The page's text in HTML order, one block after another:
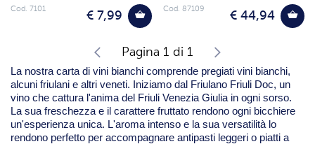
€ 7,99
Cod. 7101
€ 44,94
Cod. 87109
Pagina 1 di 1
La nostra carta di vini bianchi comprende pregiati vini bianchi,
alcuni friulani e altri veneti. Iniziamo dal Friulano Friuli Doc, un
vino che cattura l'anima del Friuli Venezia Giulia in ogni sorso.
La sua freschezza e il carattere fruttato rendono ogni bicchiere
un'esperienza unica. L'aroma intenso e la sua versatilità lo
rendono perfetto per accompagnare antipasti leggeri o piatti a